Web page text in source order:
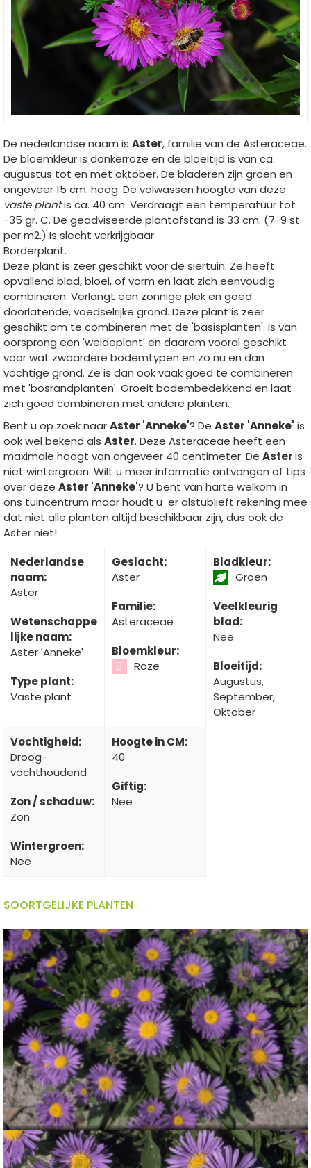
De nederlandse naam is Aster, familie van de Asteraceae.
De bloemkleur is donkerroze en de bloeitijd is van ca.
augustus tot en met oktober. De bladeren zijn groen en
ongeveer 15 cm. hoog. De volwassen hoogte van deze
vaste plantis ca. 40 cm. Verdraagt een temperatuur tot
-35 gr. C. De geadviseerde plantafstand is 33 cm. (7-9 st.
per m2.) Is slecht verkrijgbaar.
Borderplant.
Deze plant is zeer geschikt voor de siertuin. Ze heeft
opvallend blad, bloei, of vorm en laat zich eenvoudig
combineren. Verlangt een zonnige plek en goed
doorlatende, voedselrijke grond. Deze plant is zeer
geschikt om te combineren met de 'basisplanten'. Is van
oorsprong een 'weideplant' en daarom vooral geschikt
voor wat zwaardere bodemtypen en zo nu en dan
vochtige grond. Ze is dan ook vaak goed te combineren
met 'bosrandplanten'. Groeit bodembedekkend en laat
zich goed combineren met andere planten.
Bent u op zoek naarAster 'Anneke'? De Aster 'Anneke' is
ook wel bekend als Aster. Deze Asteraceae heeft een
maximale hoogt van ongeveer 40 centimeter. De Asteris
niet wintergroen. Wilt u meer informatie ontvangen of tips
over deze Aster 'Anneke'? U bent van harte welkom in
ons tuincentrum maar houdt u er alstublieft rekening mee
dat niet alle planten altijd beschikbaar zijn, dus ook de
Aster niet!
Nederlandse
naam:
Aster
Wetenschappe
lijke naam:
Aster 'Anneke'
Type plant:
Vaste plant
Geslacht:
Aster
Familie:
Asteraceae
Bloemkleur:
Roze
Bladkleur:
Groen
Veelkleurig
blad:
Nee
Bloeitijd:
Augustus,
September,
Oktober
Vochtigheid:
Droog-
vochthoudend
Zon / schaduw:
Zon
Wintergroen:
Nee
Hoogte in CM:
40
Giftig:
Nee
SOORTGELIJKE PLANTEN